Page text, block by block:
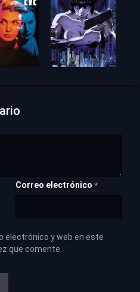
Correo electrónico *
electrónico y web en este
que comente.